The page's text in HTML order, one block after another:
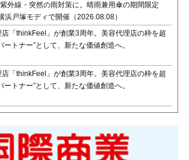
紫外線・突然の雨対策に。晴雨兼用傘の期間限定
浜戸塚モディで開催（2026.08.08）
「thinkFeel」が創業3周年。美容代理店の枠を超
ートナー”として、新たな価値創造へ。
「thinkFeel」が創業3周年。美容代理店の枠を超
ートナー”として、新たな価値創造へ。